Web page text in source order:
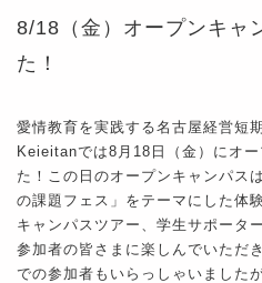
8/18（金）オープンキャ
た！
愛情教育を実践する名古屋経営短
Keieitanでは8月18 日（金 ）にオ
た！この日のオープンキャンパス
の課題フェス」をテーマにした体
キャンパスツアー、学生サポータ
参加者の皆さまに楽しんでいただ
での参加者もいらっしゃいました